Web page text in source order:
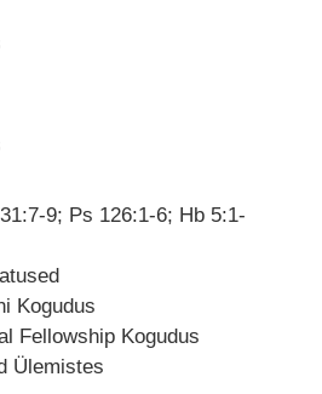
9; Ps 126:1-6; Hb 5:1-
Kogudus
Fellowship Kogudus
Ülemistes